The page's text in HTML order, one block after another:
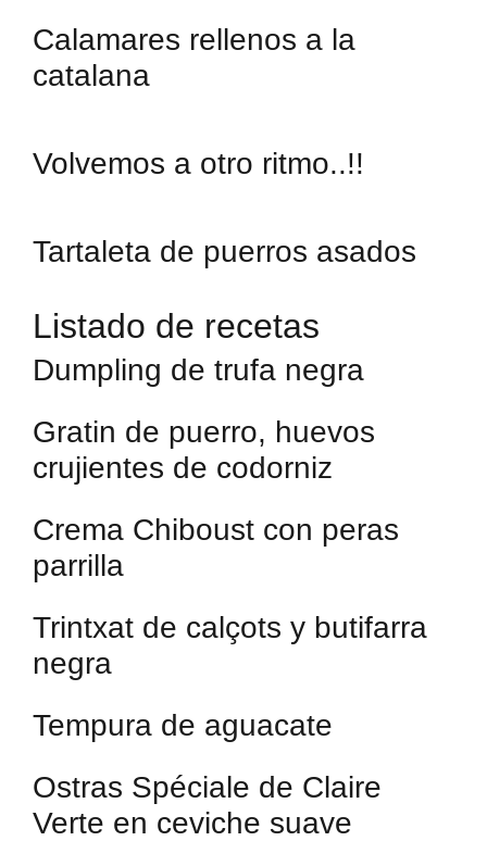
Calamares rellenos a la
catalana
Volvemos a otro ritmo..!!
Tartaleta de puerros asados
Listado de recetas
Dumpling de trufa negra
Gratin de puerro, huevos
crujientes de codorniz
Crema Chiboust con peras
parrilla
Trintxat de calçots y butifarra
negra
Tempura de aguacate
Ostras Spéciale de Claire
Verte en ceviche suave